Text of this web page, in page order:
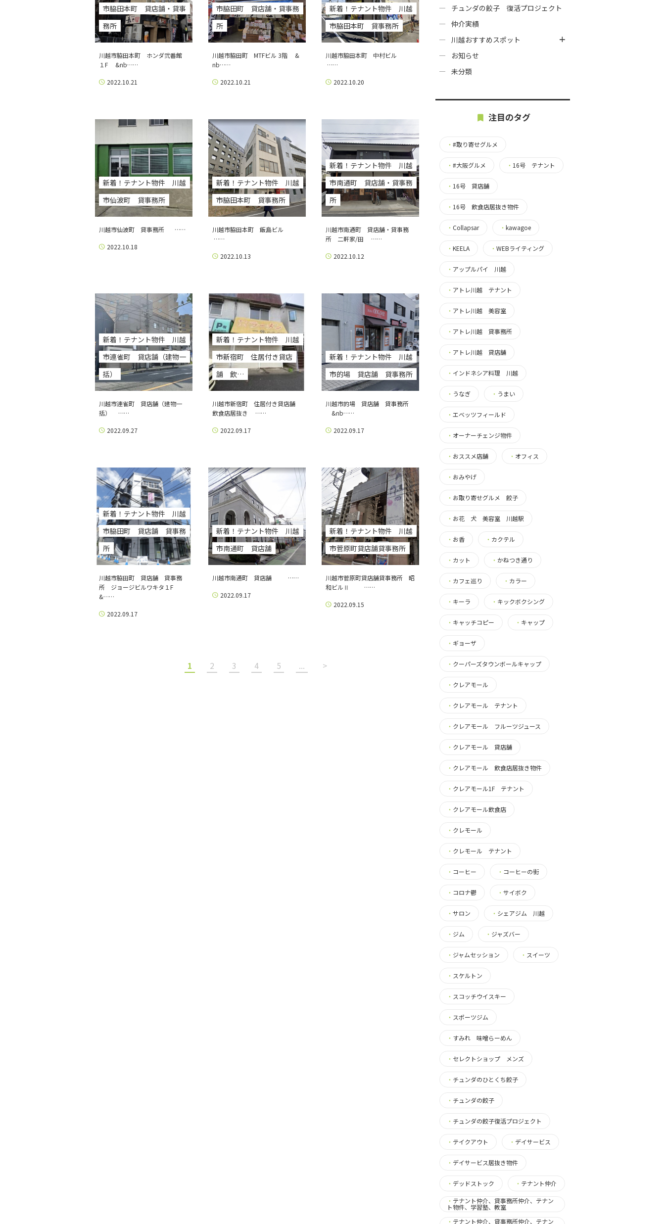
市脇田本町 貸店舗・貸事
務所
川越市脇田本町 ホンダ弐番館
１F &nb……
2022.10.21
市脇田町 貸店舗・貸事務
所
川越市脇田町 MTFビル 3階 &
nb……
2022.10.21
新着！テナント物件 川越
市脇田本町 貸事務所
川越市脇田本町 中村ビル
……
2022.10.20
新着！テナント物件 川越
市仙波町 貸事務所
川越市仙波町 貸事務所 ……
2022.10.18
新着！テナント物件 川越
市脇田本町 貸事務所
川越市脇田本町 飯島ビル
……
2022.10.13
新着！テナント物件 川越
市南通町 貸店舗・貸事務
所
川越市南通町 貸店舗・貸事務
所 二軒家/田 ……
2022.10.12
新着！テナント物件 川越
市連雀町 貸店舗（建物一
括）
川越市連雀町 貸店舗（建物一
括） ……
2022.09.27
新着！テナント物件 川越
市新宿町 住居付き貸店
舗 飲…
川越市新宿町 住居付き貸店舗
飲食店居抜き ……
2022.09.17
新着！テナント物件 川越
市的場 貸店舗 貸事務所
川越市的場 貸店舗 貸事務所
&nb……
2022.09.17
新着！テナント物件 川越
市脇田町 貸店舗 貸事務
所
川越市脇田町 貸店舗 貸事務
所 ジョージビルワキタ１F
&……
2022.09.17
新着！テナント物件 川越
市南通町 貸店舗
川越市南通町 貸店舗 ……
2022.09.17
新着！テナント物件 川越
市菅原町貸店舗貸事務所
川越市菅原町貸店舗貸事務所 昭
和ビルⅡ ……
2022.09.15
1 2 3 4 5 ... >
チュンダの餃子 復活プロジェクト
仲介実績
川越おすすめスポット
お知らせ
未分類
注目のタグ
・ #取り寄せグルメ
・ #大阪グルメ ・ 16号 テナント
・ 16号 貸店舗
・ 16号 飲食店居抜き物件
・ Collapsar ・ kawagoe
・ KEELA ・ WEBライティング
・ アップルパイ 川越
・ アトレ川越 テナント
・ アトレ川越 美容室
・ アトレ川越 貸事務所
・ アトレ川越 貸店舗
・ インドネシア料理 川越
・ うなぎ ・ うまい
・ エベッツフィールド
・ オーナーチェンジ物件
・ おススメ店舗 ・ オフィス
・ おみやげ
・ お取り寄せグルメ 餃子
・ お花 犬 美容室 川越駅
・ お香 ・ カクテル
・ カット ・ かねつき通り
・ カフェ巡り ・ カラー
・ キーラ ・ キックボクシング
・ キャッチコピー ・ キャップ
・ ギョーザ
・ クーパーズタウンボールキャップ
・ クレアモール
・ クレアモール テナント
・ クレアモール フルーツジュース
・ クレアモール 貸店舗
・ クレアモール 飲食店居抜き物件
・ クレアモール1F テナント
・ クレアモール飲食店
・ クレモール
・ クレモール テナント
・ コーヒー ・ コーヒーの街
・ コロナ鬱 ・ サイボク
・ サロン ・ シェアジム 川越
・ ジム ・ ジャズバー
・ ジャムセッション ・ スイーツ
・ スケルトン
・ スコッチウイスキー
・ スポーツジム
・ すみれ 味噌らーめん
・ セレクトショップ メンズ
・ チュンダのひとくち餃子
・ チュンダの餃子
・ チュンダの餃子復活プロジェクト
・ テイクアウト ・ デイサービス
・ デイサービス居抜き物件
・ デッドストック ・ テナント仲介
・ テナント仲介、貸事務所仲介、テナン
ト物件、学習塾、教室
・ テナント仲介、貸事務所仲介、テナン